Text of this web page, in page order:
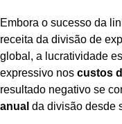
Embora o sucesso da
receita da divisão de
global, a lucratividade
expressivo nos custos
resultado negativo se
anual da divisão desde